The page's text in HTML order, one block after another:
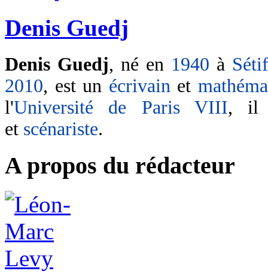
Denis Guedj
Denis Guedj, né en 1940 à
2010, est un écrivainet
l'Université de Paris VIII, il
et scénariste.
A propos du rédacteur